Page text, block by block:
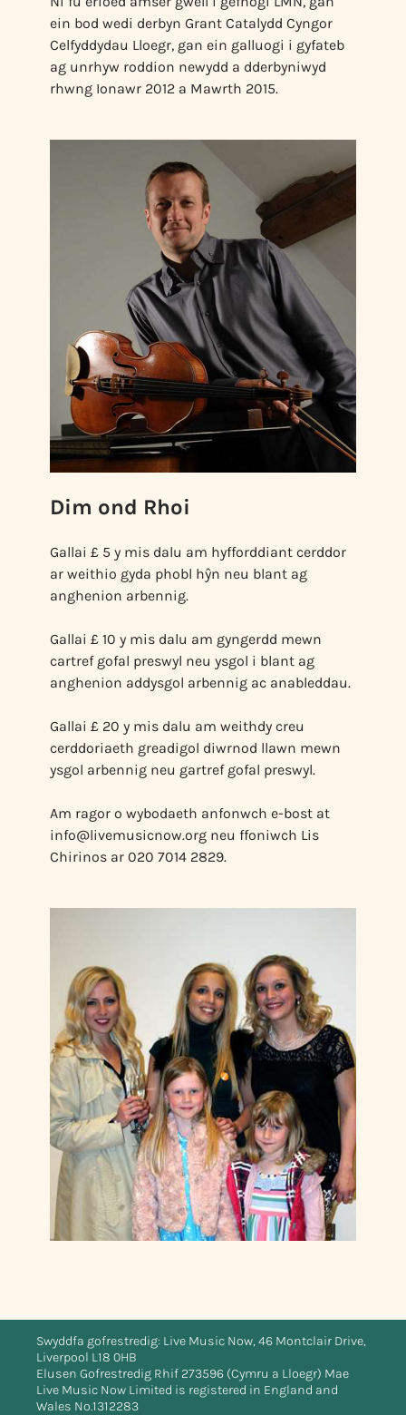
ein bod wedi derbyn Grant Catalydd Cyngor
Celfyddydau Lloegr, gan ein galluogi i gyfateb
ag unrhyw roddion newydd a dderbyniwyd
rhwng Ionawr 2012 a Mawrth 2015.
Dim ond Rhoi
Gallai £ 5 y mis dalu am hyfforddiant cerddor
ar weithio gyda phobl hŷn neu blant ag
anghenion arbennig.
Gallai £ 10 y mis dalu am gyngerdd mewn
cartref gofal preswyl neu ysgol i blant ag
anghenion addysgol arbennig ac anableddau.
Gallai £ 20 y mis dalu am weithdy creu
cerddoriaeth greadigol diwrnod llawn mewn
ysgol arbennig neu gartref gofal preswyl.
Am ragor o wybodaeth anfonwch e-bost at
info@livemusicnow.org neu ffoniwch Lis
Chirinos ar 020 7014 2829.
Swyddfa gofrestredig: Live Music Now, 46 Montclair Drive,
Liverpool L18 0HB
Elusen Gofrestredig Rhif 273596 (Cymru a Lloegr) Mae
Live Music Now Limited is registered in England and
Wales No.1312283